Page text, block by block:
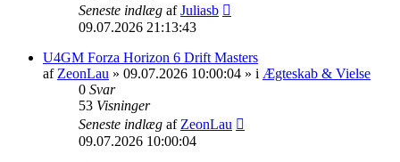
Seneste indlæg afJuliasb
09.07.2026 21:13:43
U4GM Forza Horizon 6 Drift Masters
af ZeonLau » 09.07.2026 10:00:04 » i Ægteskab & Vielse
0 Svar
53 Visninger
Seneste indlæg af ZeonLau
09.07.2026 10:00:04